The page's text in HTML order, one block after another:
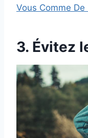
Vous Comme De
3. Évitez